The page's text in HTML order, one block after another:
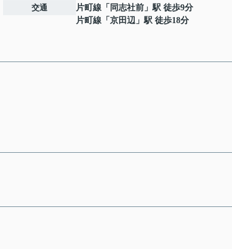
交通
片町線 「 同志社前 」駅 徒歩9分
片町線 「 京田辺 」駅 徒歩18分